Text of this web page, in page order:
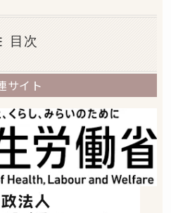
目次
サイト